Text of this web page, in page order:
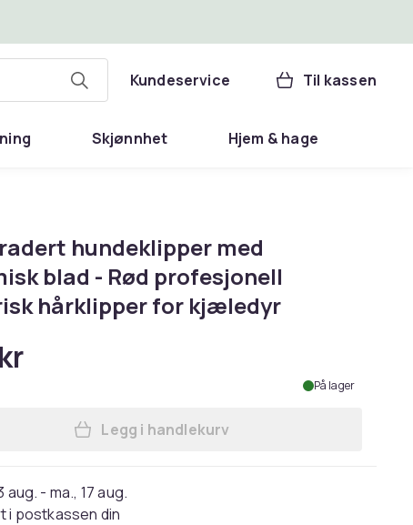
Kundeservice Til kassen
Skjønnhet Hjem & hage
hundeklipper med
blad - Rød profesjonell
hårklipper for kjæledyr
På lager
Legg Oppgradert hundeklipper
Legg i handlekurv
aug. - ma., 17 aug.
i postkassen din